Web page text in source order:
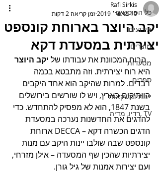
כל הפוסטים
אירועים
מוצרים
מסעדות
ספרים
יינות ומשקאות
TV ,רדיו, מדיה
יקב היוצר בארוחת קונספט
יצירתית במסעדת דקא
Rafi Sirkis
10 באפר׳ 2019
זמן קריאה 2 דקות
  הרוח המכוונת את עבודתו של
יקב היוצר
היא רוח יצירתית. וזה מתבטא בכמה
רבדים. למרות שהיקב הוא אחד היקבים
הוותיקים בארץ, ויש לו שורשים בירושלים
בשנת 1847, הוא לא מפסיק להתחדש. כדי
להדגים את החדשנות נערכה במסעדת
הדגים הכשרה דקא – DECCA ארוחת
קונספט שבה שולבו יינות היקב עם מנות
יצירתיות שהכין שף המסעדה – אילן מזרחי,
ועם יצירות אמנות של גיל גורן.